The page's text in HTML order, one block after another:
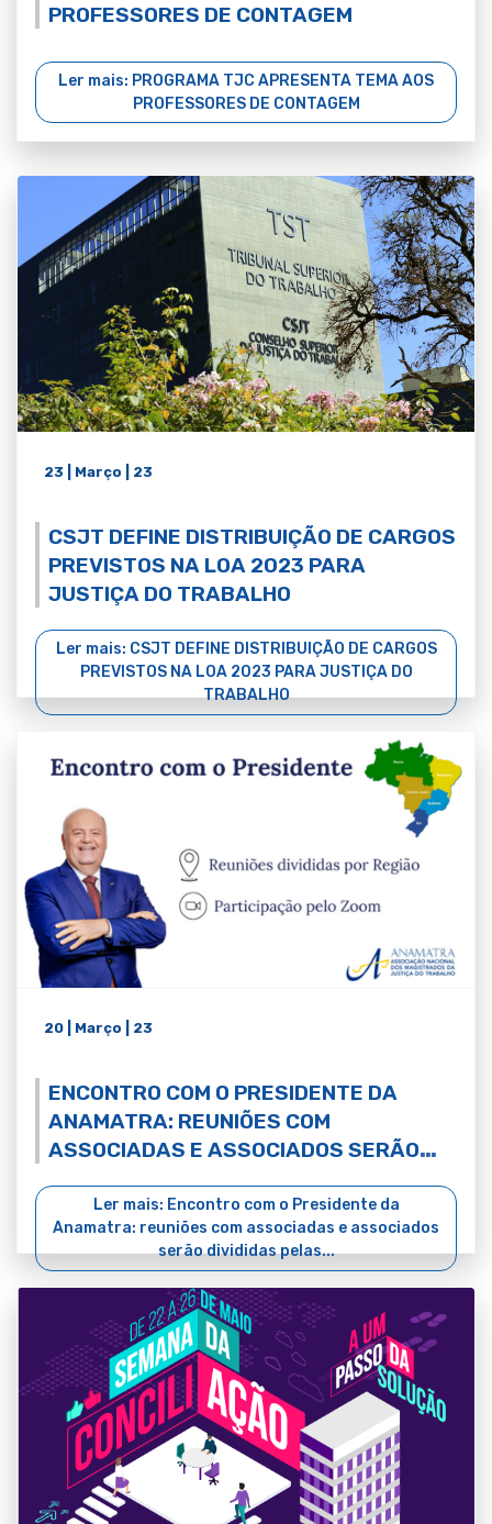
PROFESSORES DE CONTAGEM
Ler mais: PROGRAMA TJC APRESENTA TEMA AOS
PROFESSORES DE CONTAGEM
23 | Março | 23
CSJT DEFINE DISTRIBUIÇÃO DE CARGOS
PREVISTOS NA LOA 2023 PARA
JUSTIÇA DO TRABALHO
Ler mais: CSJT DEFINE DISTRIBUIÇÃO DE CARGOS
PREVISTOS NA LOA 2023 PARA JUSTIÇA DO
TRABALHO
20 | Março | 23
ENCONTRO COM O PRESIDENTE DA
ANAMATRA: REUNIÕES COM
ASSOCIADAS E ASSOCIADOS SERÃO
BRASILEIRAS
Ler mais: Encontro com o Presidente da
Anamatra: reuniões com associadas e associados
serão divididas pelas...